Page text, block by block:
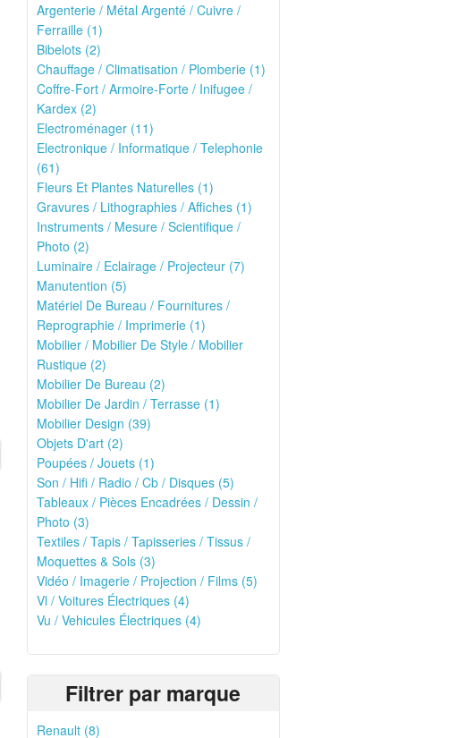
Argenterie / Métal Argenté / Cuivre /
Ferraille (1)
Bibelots (2)
Chauffage / Climatisation / Plomberie (1)
Coffre-Fort / Armoire-Forte / Inifugee /
Kardex (2)
Electroménager (11)
Electronique / Informatique / Telephonie
(61)
Fleurs Et Plantes Naturelles (1)
Gravures / Lithographies / Affiches (1)
Instruments / Mesure / Scientifique /
Photo (2)
Luminaire / Eclairage / Projecteur (7)
Manutention (5)
Matériel De Bureau / Fournitures /
Reprographie / Imprimerie (1)
Mobilier / Mobilier De Style / Mobilier
Rustique (2)
Mobilier De Bureau (2)
Mobilier De Jardin / Terrasse (1)
Mobilier Design (39)
Objets D'art (2)
Poupées / Jouets (1)
Son / Hifi / Radio / Cb / Disques (5)
Tableaux / Pièces Encadrées / Dessin /
Photo (3)
Textiles / Tapis / Tapisseries / Tissus /
Moquettes & Sols (3)
Vidéo / Imagerie / Projection / Films (5)
Vl / Voitures Électriques (4)
Vu / Vehicules Électriques (4)
Filtrer par marque
Renault (8)